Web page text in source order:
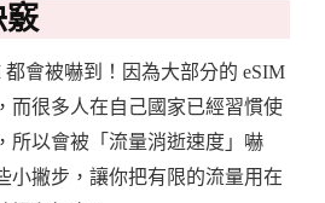
竅
會被嚇到！因為大部分的 eSIM
而很多人在自己國家已經習慣使
所以會被「流量消逝速度」嚇
小撇步，讓你把有限的流量用在